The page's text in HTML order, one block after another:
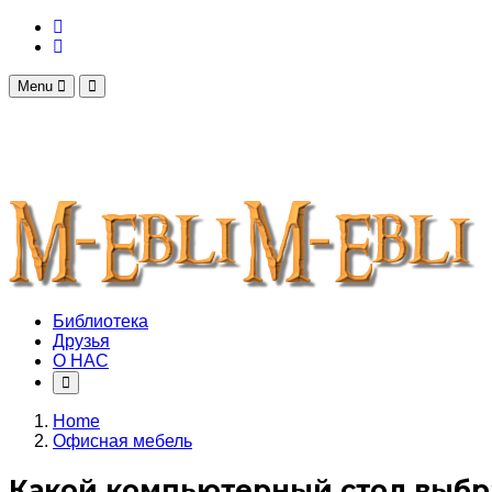
Menu
Библиотека
Друзья
О НАС
Home
Офисная мебель